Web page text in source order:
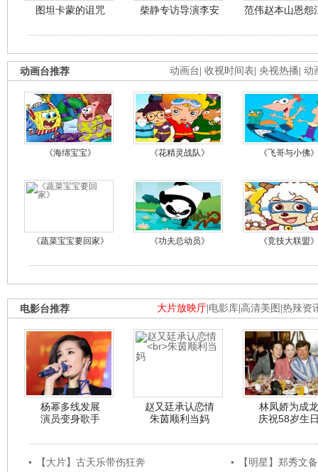
图坦卡蒙的诅咒 柴静专访导演李安 范伟赵本山恩怨
动画台 收视时间表 央视热播 动
动画台推荐
《海绵宝宝》 《花精灵战队》 《飞哥与小佛》
《蔬菜宝宝要回家》 《功夫总动员》 《竞技大联盟》
大片放映厅 电影库 高清美图 热辣资
电影台推荐
杨幂多线发展
演员变身歌手
赵又廷承认恋情
朱茵顺利当妈
林凤娇为成龙
庆祝58岁生
【大片】古天乐带伤狂奔
【明星】郑秀文